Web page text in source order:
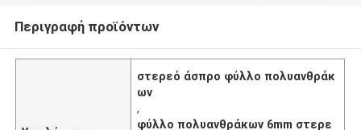
Περιγραφή προϊόντων
στερεό άσπρο φύλλο πολυανθράκ
ων
,
φύλλο πολυανθράκων 6mm στερε